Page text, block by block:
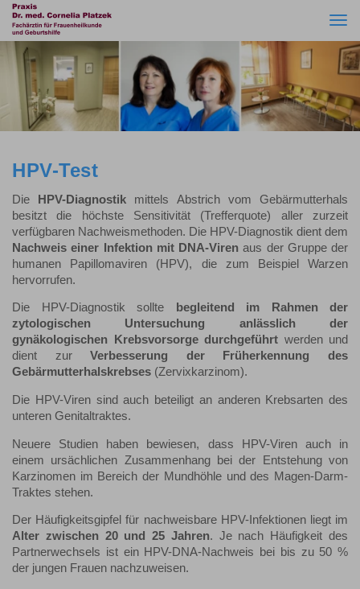
HPV-Test
Die HPV-Diagnostik mittels Abstrich vom Gebärmutterhals
besitzt die höchste Sensitivität (Trefferquote) aller zurzeit
verfügbaren Nachweismethoden. Die HPV-Diagnostik dient dem
Nachweis einer Infektion mit DNA-Virenaus der Gruppe der
humanen Papillomaviren (HPV), die zum Beispiel Warzen
hervorrufen.
Die HPV-Diagnostik sollte
begleitend im Rahmen der
zytologischen Untersuchung anlässlich der
gynäkologischen Krebsvorsorge durchgeführt werden und
dient zurVerbesserung der Früherkennung des
Gebärmutterhalskrebses (Zervixkarzinom).
Die HPV-Viren sind auch beteiligt an anderen Krebsarten des
unteren Genitaltraktes.
Neuere Studien haben bewiesen, dass HPV-Viren auch in
einem ursächlichen Zusammenhang bei der Entstehung von
Karzinomen im Bereich der Mundhöhle und des Magen-Darm-
Traktes stehen.
Der Häufigkeitsgipfel für nachweisbare HPV-Infektionen liegt im
Alter zwischen 20 und 25 Jahren. Je nach Häufigkeit des
Partnerwechsels ist ein HPV-DNA-Nachweis bei bis zu 50 %
der jungen Frauen nachzuweisen.